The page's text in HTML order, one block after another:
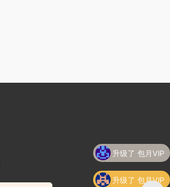
升级了 包月VIP
升级了 包月VIP